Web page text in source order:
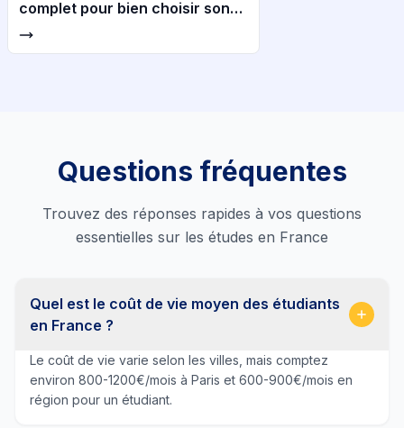
complet pour bien choisir son
Questions fréquentes
Trouvez des réponses rapides à vos questions
essentielles sur les études en France
Quel est le coût de vie moyen des étudiants
en France ?
Le coût de vie varie selon les villes, mais comptez
environ 800-1200€/mois à Paris et 600-900€/mois en
région pour un étudiant.